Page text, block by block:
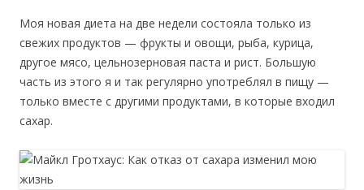
Моя новая диета на две недели состояла только из
свежих продуктов — фрукты и овощи, рыба, курица,
другое мясо, цельнозерновая паста и рист. Большую
часть из этого я и так регулярно употреблял в пищу —
только вместе с другими продуктами, в которые входил
сахар.